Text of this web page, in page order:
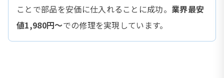
ことで部品を安価に仕入れることに成功。 業界最安
値1,980円〜での修理を実現しています。